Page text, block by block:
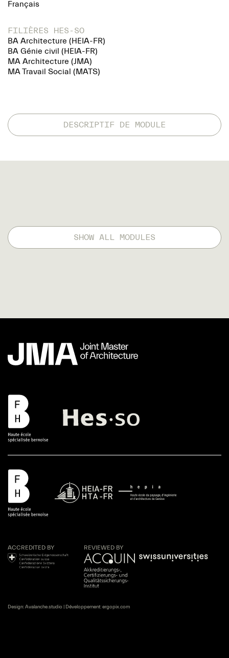
Français
FILIÈRES HES-SO
BA Architecture (HEIA-FR)
BA Génie civil (HEIA-FR)
MA Architecture (JMA)
MA Travail Social (MATS)
DESCRIPTIF DE MODULE
SHOW ALL MODULES
ACCREDITED BY REVIEWED BY
Design:Avalanche.studio | Développement:ergopix.com